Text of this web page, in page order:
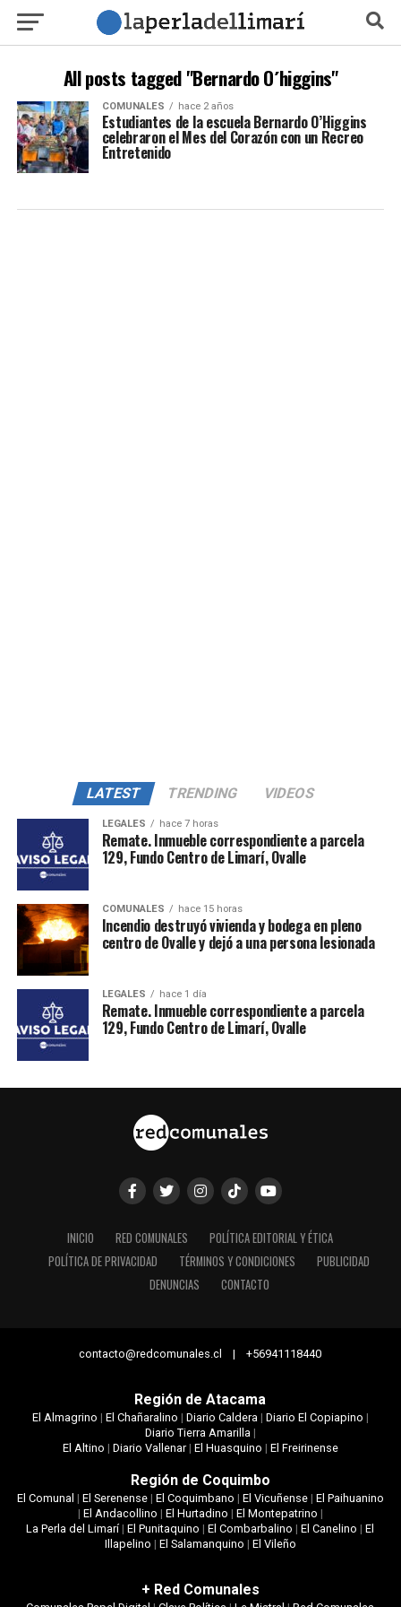
All posts tagged "Bernardo O´higgins"
COMUNALES hace 2 años
Estudiantes de la escuela Bernardo O’Higgins
celebraron el Mes del Corazón con un Recreo
Entretenido
LATEST TRENDING VIDEOS
LEGALES hace 7 horas
Remate. Inmueble correspondiente a parcela
129, Fundo Centro de Limarí, Ovalle
COMUNALES hace 15 horas
Incendio destruyó vivienda y bodega en pleno
centro de Ovalle y dejó a una persona lesionada
LEGALES hace 1 día
Remate. Inmueble correspondiente a parcela
129, Fundo Centro de Limarí, Ovalle
INICIO RED COMUNALES
POLÍTICA EDITORIAL Y ÉTICA
POLÍTICA DE PRIVACIDAD
TÉRMINOS Y CONDICIONES
PUBLICIDAD
DENUNCIAS
CONTACTO
contacto@redcomunales.cl | +56941118440
Región de Atacama
El Almagrino | El Chañaralino | Diario Caldera | Diario El Copiapino |
Diario Tierra Amarilla |
El Altino | Diario Vallenar| El Huasquino | El Freirinense
Región de Coquimbo
El Comunal | El Serenense| El Coquimbano | El Vicuñense| El Paihuanino
| El Andacollino | El Hurtadino | El Montepatrino |
La Perla del Limarí|El Punitaquino |El Combarbalino |El Canelino |El
Illapelino | El Salamanquino | El Vileño
+ Red Comunales